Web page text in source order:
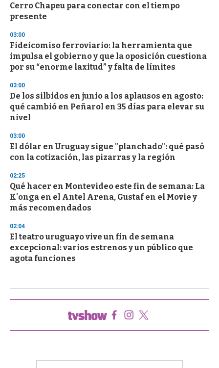
Cerro Chapeu para conectar con el tiempo
presente
03:00
Fideicomiso ferroviario: la herramienta que
impulsa el gobierno y que la oposición cuestiona
por su “enorme laxitud” y falta de límites
03:00
De los silbidos en junio a los aplausos en agosto:
qué cambió en Peñarol en 35 días para elevar su
nivel
03:00
El dólar en Uruguay sigue "planchado": qué pasó
con la cotización, las pizarras y la región
02:25
Qué hacer en Montevideo este fin de semana: La
K'onga en el Antel Arena, Gustaf en el Movie y
más recomendados
02:04
El teatro uruguayo vive un fin de semana
excepcional: varios estrenos y un público que
agota funciones